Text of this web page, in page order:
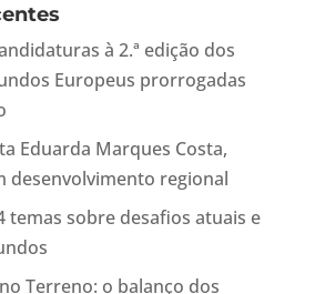
à 2.ª edição dos
Europeus prorrogadas
Eduarda Marques Costa,
desenvolvimento regional
temas sobre desafios atuais e
Terreno: o balanço dos